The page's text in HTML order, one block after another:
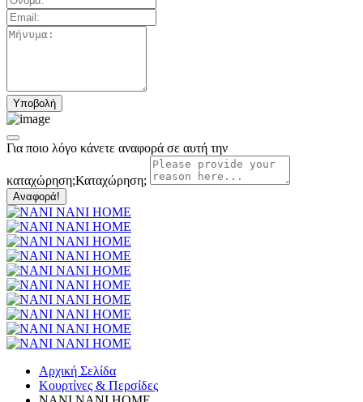
Για ποιο λόγο κάνετε αναφορά σε αυτή την
καταχώρηση;Καταχώρηση;
Αναφορά!
Αρχική Σελίδα
Κουρτίνες & Περσίδες